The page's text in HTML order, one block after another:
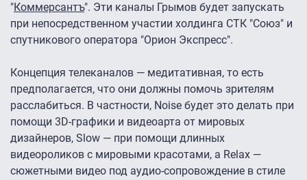
"Коммерсантъ". Эти каналы Грымов будет запускать
при непосредственном участии холдинга СТК "Союз" и
спутникового оператора "Орион Экспресс".
Концепция телеканалов — медитативная, то есть
предполагается, что они должны помочь зрителям
расслабиться. В частности, Noise будет это делать при
помощи 3D-графики и видеоарта от мировых
дизайнеров, Slow — при помощи длинных
видеороликов с мировыми красотами, а Relax —
сюжетными видео под аудио-сопровождение в стиле